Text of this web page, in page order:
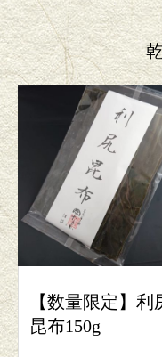
【数量限定】利
昆布150g